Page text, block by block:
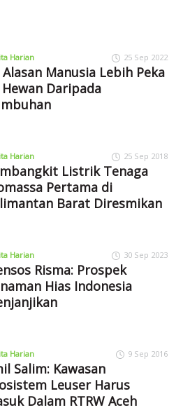
Harian 25 Sep 2022
Alasan Manusia Lebih Peka
Hewan Daripada
Harian 25 Sep 2018
Listrik Tenaga
Pertama di
Barat Diresmikan
Harian 30 Sep 2023
Risma: Prospek
Hias Indonesia
Harian 9 Sep 2016
Salim: Kawasan
Leuser Harus
Dalam RTRW Aceh